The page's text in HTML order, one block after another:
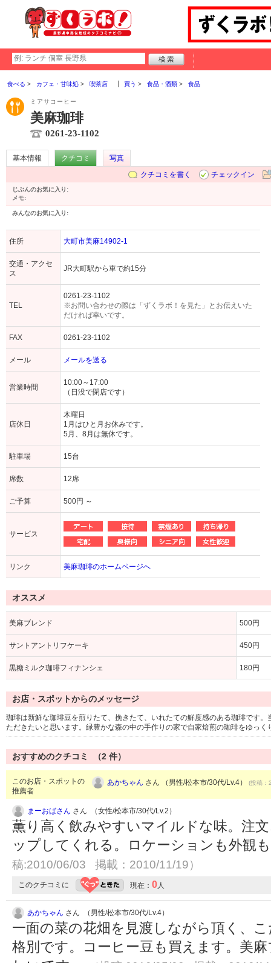
食べる カフェ・甘味処 喫茶店 買う 食品・酒類 食品
ミアサコーヒー
美麻珈琲
0261-23-1102
基本情報 クチコミ
写真
クチコミを書く
チェックイン
じぶんのお気に入り:
メモ:
みんなのお気に入り:
住所 大町市美麻14902-1
交通・アクセ
ス
JR大町駅から車で約15分
TEL
0261-23-1102
※お問い合わせの際は「ずくラボ！を見た」とお伝えいた
だければ幸いです。
FAX 0261-23-1102
メール メールを送る
営業時間
10:00～17:00
（日没で閉店です）
店休日
木曜日
1月はひと月お休みです。
5月、8月は無休です。
駐車場 15台
席数 12席
ご予算 500円 ～
サービス
リンク 美麻珈琲のホームページへ
オススメ
美麻ブレンド 500円
サントアントリフケーキ 450円
黒糖ミルク珈琲フィナンシェ 180円
お店・スポットからのメッセージ
珈琲は新鮮な珈琲豆を煎りたて、挽きたて、いれたての鮮度感のある珈琲です
ただきたいと思います。緑豊かな森の中の手作りの家で自家焙煎の珈琲をゆっく
おすすめのクチコミ （2 件）
このお店・スポットの
推薦者
あかちゃん さん （男性/松本市/30代/Lv.4） (投稿
まーおばさん さん （女性/松本市/30代/Lv.2）
薫り高く飲みやすいマイルドな味。注
ップしてくれる。ロケーションも外観
稿:2010/06/03 掲載：2010/11/19）
このクチコミに 現在： 0人
あかちゃん さん （男性/松本市/30代/Lv.4）
一面の菜の花畑を見渡しながら頂く、
格別です。コーヒー豆も買えます。美